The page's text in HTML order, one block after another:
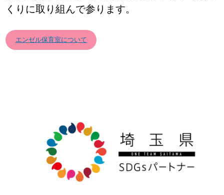
くりに取り組んで参ります。
エンゼル保育室について